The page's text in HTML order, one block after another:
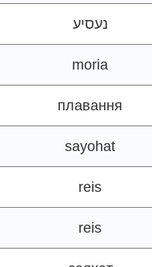
נעסיע
moria
плавання
sayohat
reis
reis